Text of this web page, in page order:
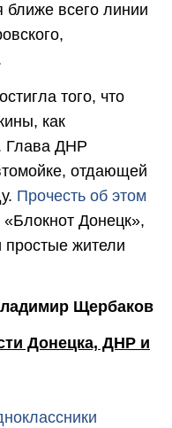
ближе всего линии
того, что
как
Глава ДНР
отдающей
Прочесть об этом
Донецк»,
простые жители
Щербаков
Донецка, ДНР и